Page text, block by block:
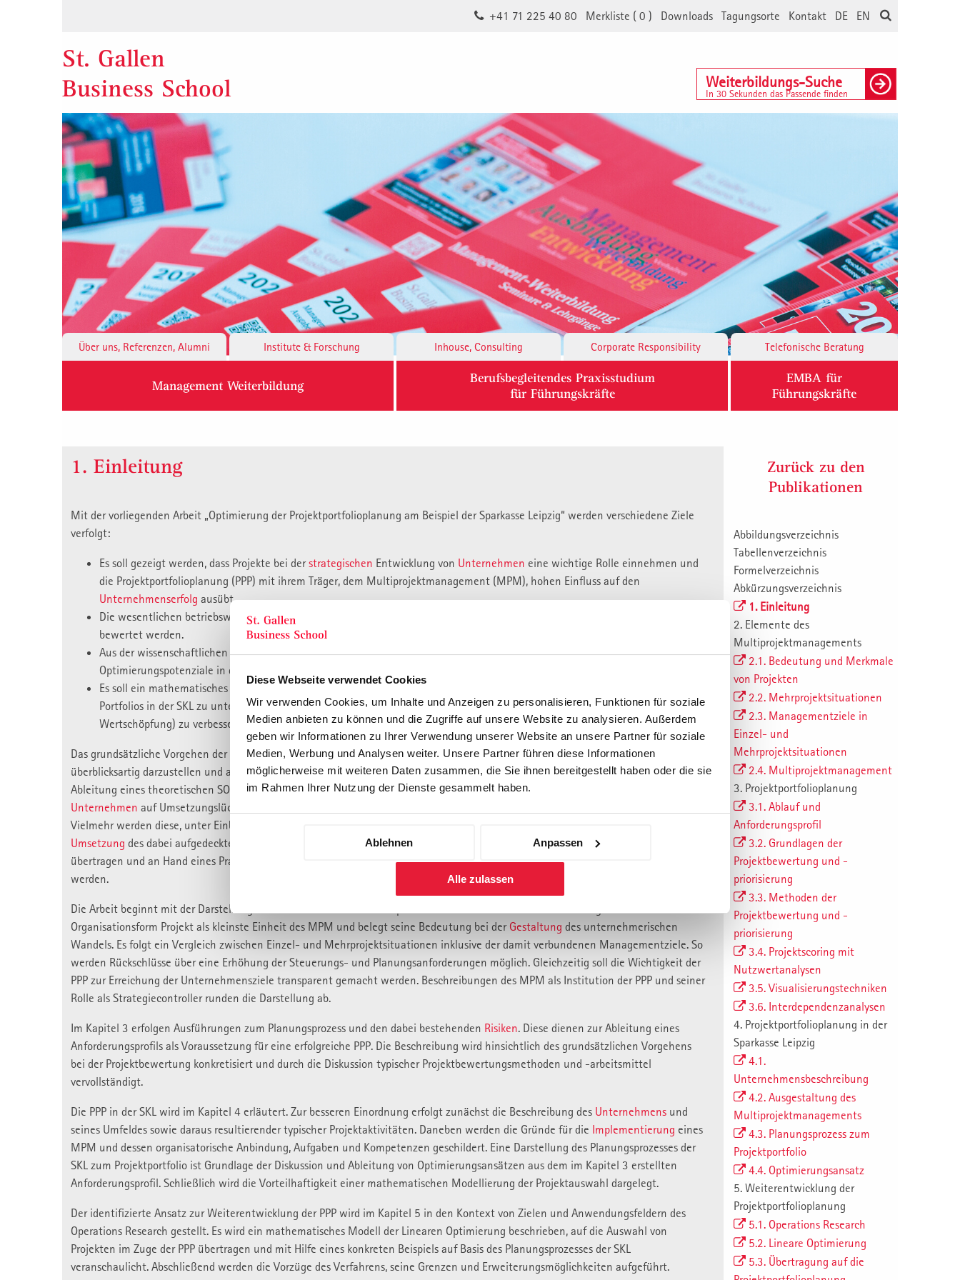
Diese Webseite verwendet Cookies
Wir verwenden Cookies, um Inhalte und Anzeigen zu personalisieren, Funktionen für soziale
Medien anbieten zu können und die Zugriffe auf unsere Website zu analysieren. Außerdem
geben wir Informationen zu Ihrer Verwendung unserer Website an unsere Partner für soziale
Medien, Werbung und Analysen weiter. Unsere Partner führen diese Informationen
möglicherweise mit weiteren Daten zusammen, die Sie ihnen bereitgestellt haben oder die sie
im Rahmen Ihrer Nutzung der Dienste gesammelt haben.
Ablehnen Anpassen
Alle zulassen
EN
DE
Kontakt
Tagungsorte
Downloads
Merkliste (0 )
+41 71 225 40 80
St. Gallen
Business School
Weiterbildungs-Suche
In 30 Sekunden das Passende finden
Über uns, Referenzen, Alumni Institute & Forschung Inhouse, Consulting Corporate Responsibility Telefonische Beratung
Management Weiterbildung
Berufsbegleitendes Praxisstudium
für Führungskräfte
EMBA für
Führungskräfte
1. Einleitung
Mit der vorliegenden Arbeit „Optimierung der Projektportfolioplanung am Beispiel der Sparkasse Leipzig“ werden verschiedene Ziele
verfolgt:
Es soll gezeigt werden, dass Projekte bei derstrategischen Entwicklung von Unternehmen eine wichtige Rolle einnehmen und
die Projektportfolioplanung (PPP) mit ihrem Träger, dem Multiprojektmanagement (MPM), hohen Einfluss auf den
Unternehmenserfolg ausübt.
Die wesentlichen betriebswirtschaftlichen
bewertet werden.
Aus der wissenschaftlichen Beschreibung der PPP ist ein Anforderungsprofil zu entwickeln, um damit ggf. vorhandene
Optimierungspotenziale in der Sparkasse Leipzig (SKL) eingesetzter Planungsverfahren und -methoden aufzudecken.
Es soll ein mathematisches Modell aufgestellt und überprüft werden, welches geeignet ist, die Auswahl der Projekte des
Portfolios in der SKL zu unterstützen, um damit das Ergebnis der PPP (im Sinne der durch die Projekte bewirkten
Wertschöpfung) zu verbessern bzw. das Risiko unternehmerischer Fehlentscheidungen zu reduzieren.
Das grundsätzliche Vorgehen der Arbeit besteht darin, in der Fachliteratur vorhandene Ansätze zur PPP in ihrem Kontext
überblicksartig darzustellen und an Hand sachlogischer Argumente und gesammelter Praxiserfahrungen kritisch zu würdigen. Durch
Ableitung eines theoretischen SOLL-Zustandes aus der wissenschaftlichen Darstellung, kann der beschriebene IST-Zustand im
Unternehmen auf Umsetzungslücken untersucht werden. Es erfolgt jedoch keine unreflektierte Übernahme möglicher Ansätze.
Vielmehr werden diese, unter Einbezug des Rahmens des konkreten
Umsetzung des dabei aufgedeckten Potenzials, wird dann ein theoretisches Modell der betriebswirtschaftlichen Literatur auf die PPP
übertragen und an Hand eines Praxisbeispiels überprüft. Auf diese Weise sollen Wissenschaft und Praxis angemessen verzahnt
werden.
Die Arbeit beginnt mit der Darstellung der Elemente des MPM im Kapitel 2. Diese beinhaltet eine Beschreibung der
Organisationsform Projekt als kleinste Einheit des MPM und belegt seine Bedeutung bei derGestaltung des unternehmerischen
Wandels. Es folgt ein Vergleich zwischen Einzel- und Mehrprojektsituationen inklusive der damit verbundenen Managementziele. So
werden Rückschlüsse über eine Erhöhung der Steuerungs- und Planungsanforderungen möglich. Gleichzeitig soll die Wichtigkeit der
PPP zur Erreichung der Unternehmensziele transparent gemacht werden. Beschreibungen des MPM als Institution der PPP und seiner
Rolle als Strategiecontroller runden die Darstellung ab.
Im Kapitel 3 erfolgen Ausführungen zum Planungsprozess und den dabei bestehenden Risiken. Diese dienen zur Ableitung eines
Anforderungsprofils als Voraussetzung für eine erfolgreiche PPP. Die Beschreibung wird hinsichtlich des grundsätzlichen Vorgehens
bei der Projektbewertung konkretisiert und durch die Diskussion typischer Projektbewertungsmethoden und -arbeitsmittel
vervollständigt.
Die PPP in der SKL wird im Kapitel 4 erläutert. Zur besseren Einordnung erfolgt zunächst die Beschreibung des Unternehmens und
seines Umfeldes sowie daraus resultierender typischer Projektaktivitäten. Daneben werden die Gründe für die Implementierung eines
MPM und dessen organisatorische Anbindung, Aufgaben und Kompetenzen geschildert. Eine Darstellung des Planungsprozesses der
SKL zum Projektportfolio ist Grundlage der Diskussion und Ableitung von Optimierungsansätzen aus dem im Kapitel 3 erstellten
Anforderungsprofil. Schließlich wird die Vorteilhaftigkeit einer mathematischen Modellierung der Projektauswahl dargelegt.
Der identifizierte Ansatz zur Weiterentwicklung der PPP wird im Kapitel 5 in den Kontext von Zielen und Anwendungsfeldern des
Operations Research gestellt. Es wird ein mathematisches Modell der Linearen Optimierung beschrieben, auf die Auswahl von
Projekten im Zuge der PPP übertragen und mit Hilfe eines konkreten Beispiels auf Basis des Planungsprozesses der SKL
veranschaulicht. Abschließend werden die Vorzüge des Verfahrens, seine Grenzen und Erweiterungsmöglichkeiten aufgeführt.
Zurück zu den
Publikationen
Abbildungsverzeichnis
Tabellenverzeichnis
Formelverzeichnis
Abkürzungsverzeichnis
1. Einleitung
2. Elemente des
Multiprojektmanagements
2.1. Bedeutung und Merkmale
von Projekten
2.2. Mehrprojektsituationen
2.3. Managementziele in
Einzel- und
Mehrprojektsituationen
2.4. Multiprojektmanagement
3. Projektportfolioplanung
3.1. Ablauf und
Anforderungsprofil
3.2. Grundlagen der
Projektbewertung und -
priorisierung
3.3. Methoden der
Projektbewertung und -
priorisierung
3.4. Projektscoring mit
Nutzwertanalysen
3.5. Visualisierungstechniken
3.6. Interdependenzanalysen
4. Projektportfolioplanung in der
Sparkasse Leipzig
4.1.
Unternehmensbeschreibung
4.2. Ausgestaltung des
Multiprojektmanagements
4.3. Planungsprozess zum
Projektportfolio
4.4. Optimierungsansatz
5. Weiterentwicklung der
Projektportfolioplanung
5.1. Operations Research
5.2. Lineare Optimierung
5.3. Übertragung auf die